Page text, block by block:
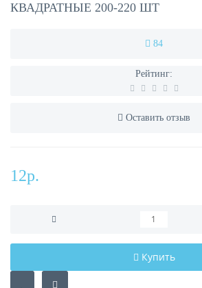
КВАДРАТНЫЕ 200-220 ШТ
84
Рейтинг:
Оставить отзыв
12р.
Купить